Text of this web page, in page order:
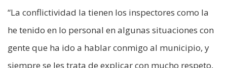
“La conflictividad la tienen los inspectores como la
he tenido en lo personal en algunas situaciones con
gente que ha ido a hablar conmigo al municipio, y
siempre se les trata de explicar con mucho respeto,